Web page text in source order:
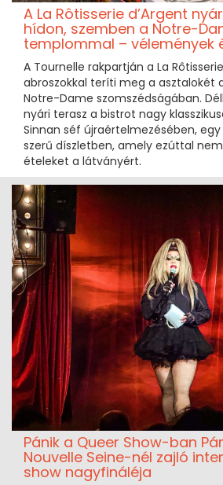
A La Rôtisserie d’Argent
hídon, szemben a Notre-
templommal – vélemények
A Tournelle rakpartján a La
abroszokkal teríti meg a asztalokét
Notre-Dame szomszédságában.
nyári terasz a bistrot nagy
Sinnan séf újraértelmezésében,
szerű díszletben, amely ezúttal
ételeket a látványért.
Pánik a Queer Show-ban
Nouvelle Seine-nél zajló
show nagyfináléja